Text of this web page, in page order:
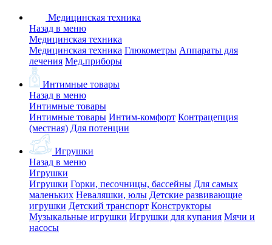
Медицинская техника
Назад в меню
Медицинская техника
Медицинская техника Глюкометры Аппараты для
лечения Мед.приборы
Интимные товары
Назад в меню
Интимные товары
Интимные товары Интим-комфорт Контрацепция
(местная) Для потенции
Игрушки
Назад в меню
Игрушки
Игрушки Горки, песочницы, бассейны Для самых
маленьких Неваляшки, юлы Детские развивающие
игрушки Детский транспорт Конструкторы
Музыкальные игрушки Игрушки для купания Мячи и
насосы